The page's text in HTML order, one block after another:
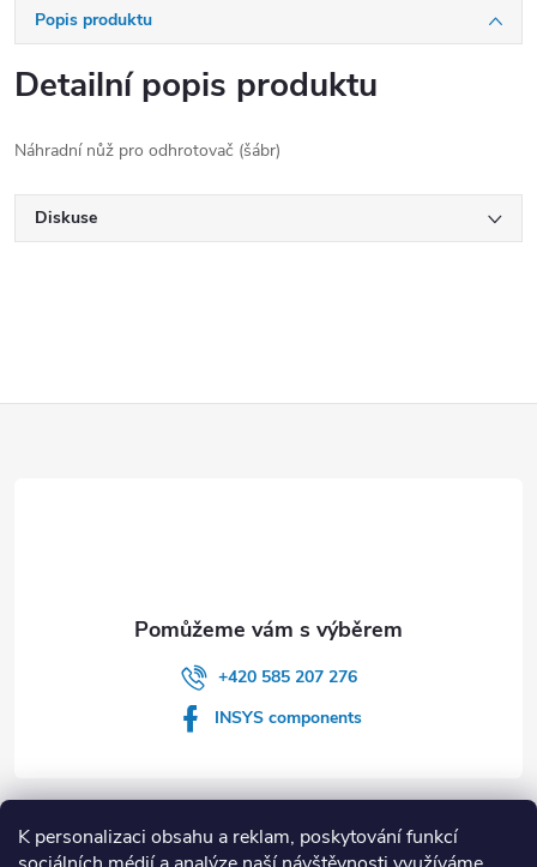
K personalizaci obsahu a reklam, poskytování funkcí
Popis produktu
Detailní popis produktu
Náhradní nůž pro odhrotovač (šábr)
Diskuse
Informace pro vás
+420 585 207 276
INSYS components